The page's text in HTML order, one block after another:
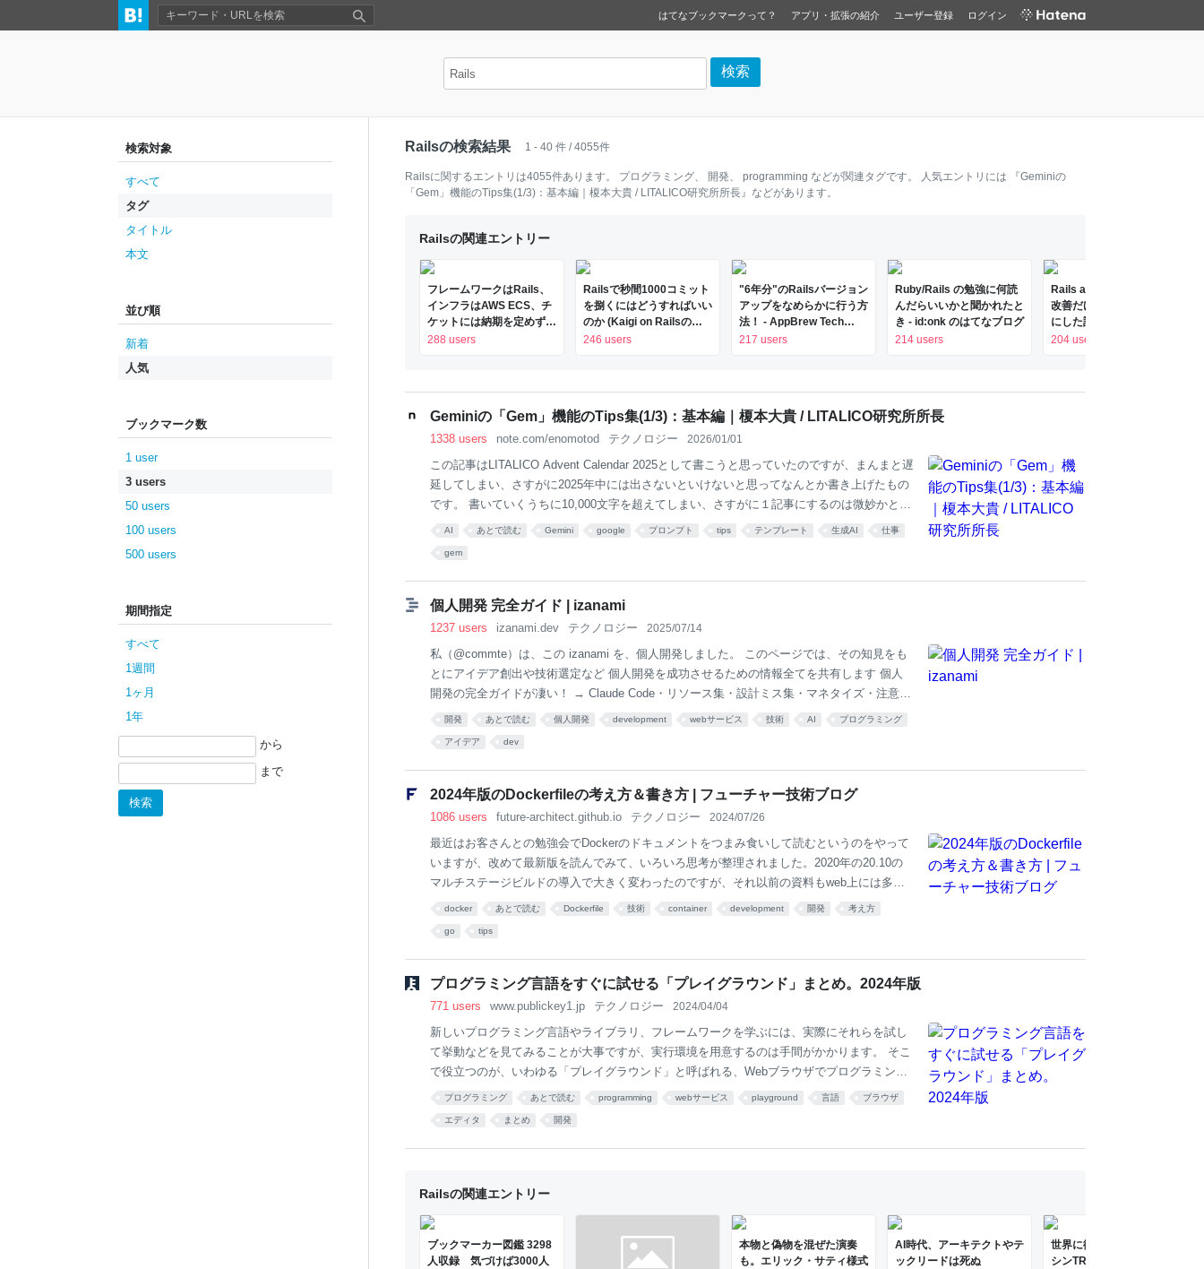
はてなブックマークって？ アプリ・拡張の紹介 ユーザー登録 ログイン
検索対象
すべて
タグ
タイトル
本文
並び順
新着
人気
ブックマーク数
1 user
3 users
50 users
100 users
500 users
期間指定
すべて
1週間
1ヶ月
1年
から
まで
Railsの検索結果 1 - 40 件 / 4055件
Railsに関するエントリは4055件あります。 プログラミング 開発 programming などが関連タグです。 人気エントリには
『Geminiの
「Gem」機能のTips集(1/3)：基本編｜榎本大貴 / LITALICO研究所所長』 などがあります。
Railsの関連エントリー
フレームワークはRails、
インフラはAWS ECS、チ
ケットには納期を定めず、
コミュニケーションは非同
なニュース
288 users
Railsで秒間1000コミット
を捌くにはどうすればいい
のか (Kaigi on Railsのフ
リースペースより) -
246 users
"6年分"のRailsバージョン
アップをなめらかに行う方
法！ - AppBrew Tech
Blog
217 users
Ruby/Rails の勉強に何読
んだらいいかと聞かれたと
き - id:onk のはてなブログ
214 users
Rails appをRubyコードの
改善だけで50%以上高速
にした話 - Money
Forward Developers
204 users
Geminiの「Gem」機能のTips集(1/3)：基本編｜榎本大貴 / LITALICO研究所所長
1338 users note.com/enomotod テクノロジー 2026/01/01
この記事はLITALICO Advent Calendar 2025として書こうと思っていたのですが、まんまと遅
延してしまい、さすがに2025年中には出さないといけないと思ってなんとか書き上げたもの
です。 書いていくうちに10,000文字を超えてしまい、さすがに１記事にするのは微妙かと思
って分割しました。 ▼LITALICO Advent Calendar 2025はこちら では、早速どうぞ。 はじめ
があるんですよね。僕自身、試行錯誤しながら使っていく中で「あ、これ便利だな」と思っ
たTipsをまとめてみました。 記事の全体像は、下記の通りです。 前提（今回の記事） 基本
編（今回の記事） 応用編（２記事目） 実践
AI あとで読む Gemini google プロンプト tips テンプレート 生成AI 仕事
gem
個人開発 完全ガイド | izanami
1237 users izanami.dev テクノロジー 2025/07/14
私（@commte）は、この izanami を、個人開発しました。 このページでは、その知見をも
とにアイデア創出や技術選定など 個人開発を成功させるための情報全てを共有します 個人
開発の完全ガイドが凄い！ → Claude Code・リソース集・設計ミス集・マネタイズ・注意す
べき法律・技術選定コストの落とし穴・技術スタック選定例・大成功したプロダクト共通
開発 あとで読む 個人開発 development webサービス 技術 AI プログラミング
アイデア dev
2024年版のDockerfileの考え方＆書き方 | フューチャー技術ブログ
1086 users future-architect.github.io テクノロジー 2024/07/26
最近はお客さんとの勉強会でDockerのドキュメントをつまみ食いして読むというのをやって
いますが、改めて最新版を読んでみて、いろいろ思考が整理されました。2020年の20.10の
マルチステージビルドの導入で大きく変わったのですが、それ以前の資料もweb上には多数
あり「マルチステージビルドがよくわからない」という人も見かけるので過去の情報のアン
に含む内容も含めて書き直しています。 本エントリーの執筆には@tk0miya氏から多大なフ
ィードバックをいただきました。ありがとうございます。 基本的なメンタルモデル現代的な
使い方を見ていくために「Dockerを使ってビルドする」というのはどのようなものか考えを
docker あとで読む Dockerfile 技術 container development 開発 考え方
go tips
プログラミング言語をすぐに試せる「プレイグラウンド」まとめ。2024年版
771 users www.publickey1.jp テクノロジー 2024/04/04
新しいプログラミング言語やライブラリ、フレームワークを学ぶには、実際にそれらを試し
て挙動などを見てみることが大事ですが、実行環境を用意するのは手間がかかります。 そこ
で役立つのが、いわゆる「プレイグラウンド」と呼ばれる、Webブラウザでプログラミング
言語やライブラリ、フレームワークをすぐに試すことができるサービスです。 主要なプログ
あります。 プレイグラウンドを使えば、気軽にいろんなプログラミング言語やライブラリ、
ここで紹介したプレイグラウンドの他にも、あなたのお気に入りのプレイグラウンドがあれ
プログラミング あとで読む programming webサービス playground 言語 ブラウザ
エディタ まとめ 開発
Railsの関連エントリー
ブックマーカー図鑑 3298
人収録 気づけば3000人
本物と偽物を混ぜた演奏
も。エリック・サティ様式
AI時代、アーキテクトやテ
ックリードは死ぬ
世界に衝撃与えたリズムマ
シンTR-808 開発者は